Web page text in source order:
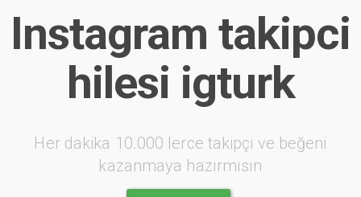
Instagram takipci
hilesi igturk
Her dakika 10.000 lerce takipçi ve beğeni
kazanmaya hazırmısın